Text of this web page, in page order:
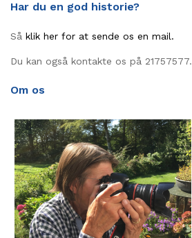
Har du en god historie?
Så klik her for at sende os en mail.
Du kan også kontakte os på 21757577.
Om os